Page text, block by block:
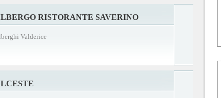
RISTORANTE SAVERINO
Valderice